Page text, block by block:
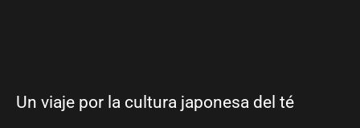
Un viaje por la cultura japonesa del té